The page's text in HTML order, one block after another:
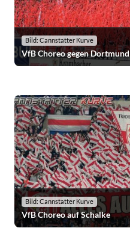
Bild: Cannstatter Kurve
VfB Choreo gegen Dortmund
Bild: Cannstatter Kurve
VfB Choreo auf Schalke